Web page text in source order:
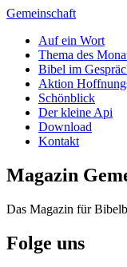
Zum
springen
Gemeinschaft
Auf ein Wort
Thema des
Bibel im
Aktion
Schönblick
Der kleine Api
Download
Kontakt
Magazin
Das Magazin für
Folge uns